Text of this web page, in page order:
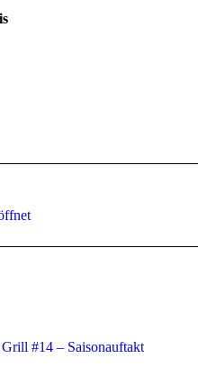
#14 – Saisonauftakt